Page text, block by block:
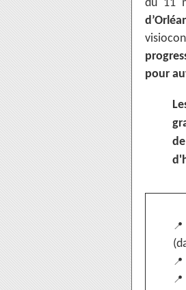
du 11
pour
📍
📍
📍